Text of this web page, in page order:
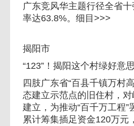
广东竞风华主题行径全省
率达63.8%。细目>>>
揭阳市
“123”！揭阳这个村绿好意
四肢广东省“百县千镇万村
态建立示范点的旧住村，
建立，为推动“百千万工程
累计筹集插足资金120万元